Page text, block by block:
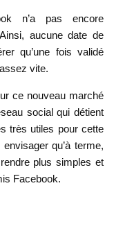
n’a pas encore
aucune date de
qu’une fois validé
vite.
ce nouveau marché
social qui détient
très utiles pour cette
qu’à terme,
plus simples et
Facebook.